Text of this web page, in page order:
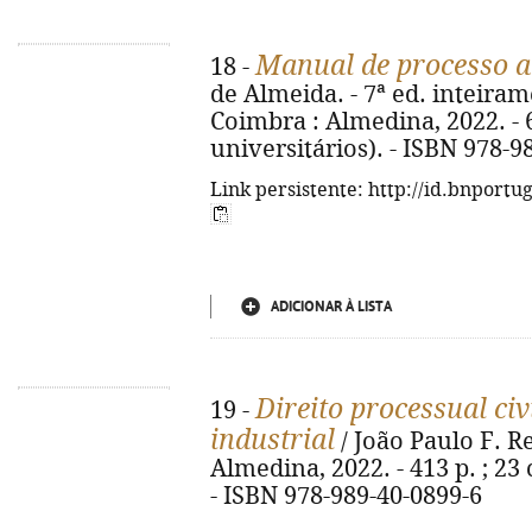
18 -Manual de processo
de Almeida. - 7ª ed.
Coimbra : Almedina, 2022. -
universitários). - ISBN 978-
Link persistente: http://
ADICIONAR À LISTA
19 -Direito processual
industrial / João Paulo F.
Almedina, 2022. - 413 p. ;
- ISBN 978-989-40-0899-6